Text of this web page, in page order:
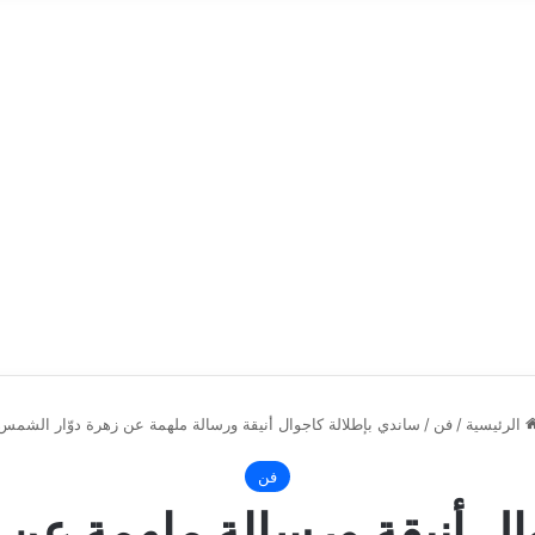
الرئيسية / فن / ساندي بإطلالة كاجوال أنيقة ورسالة ملهمة عن زهرة دوّار
فن